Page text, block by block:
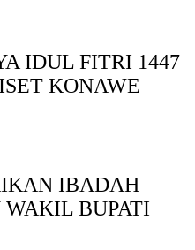
IDUL FITRI 1447
KONAWE
IBADAH
WAKIL BUPATI